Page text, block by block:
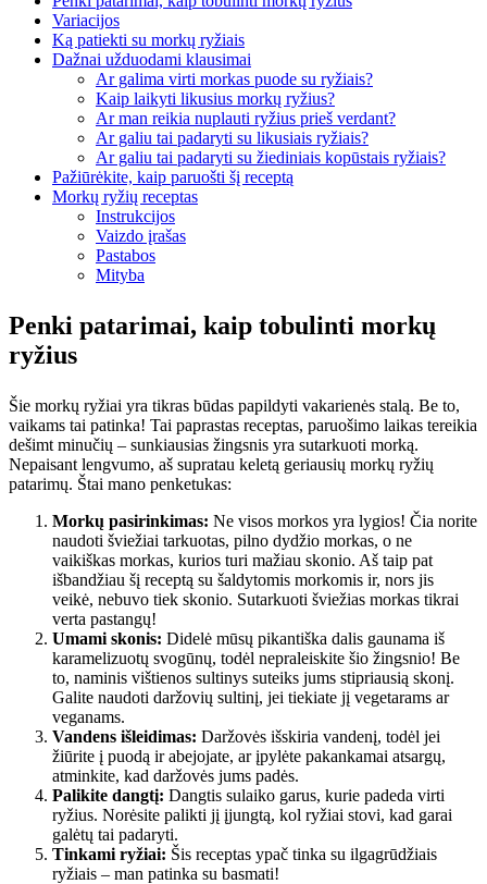
Variacijos
Ką patiekti su morkų ryžiais
Dažnai užduodami klausimai
Ar galima virti morkas puode su ryžiais?
Kaip laikyti likusius morkų ryžius?
Ar man reikia nuplauti ryžius prieš verdant?
Ar galiu tai padaryti su likusiais ryžiais?
Ar galiu tai padaryti su žiediniais kopūstais ryžiais?
Pažiūrėkite, kaip paruošti šį receptą
Morkų ryžių receptas
Instrukcijos
Vaizdo įrašas
Pastabos
Mityba
Penki patarimai, kaip tobulinti morkų
ryžius
Šie morkų ryžiai yra tikras būdas papildyti vakarienės stalą. Be to,
vaikams tai patinka! Tai paprastas receptas, paruošimo laikas tereikia
dešimt minučių – sunkiausias žingsnis yra sutarkuoti morką.
Nepaisant lengvumo, aš supratau keletą geriausių morkų ryžių
patarimų. Štai mano penketukas:
Morkų pasirinkimas: Ne visos morkos yra lygios! Čia norite
naudoti šviežiai tarkuotas, pilno dydžio morkas, o ne
vaikiškas morkas, kurios turi mažiau skonio. Aš taip pat
išbandžiau šį receptą su šaldytomis morkomis ir, nors jis
veikė, nebuvo tiek skonio. Sutarkuoti šviežias morkas tikrai
verta pastangų!
Umami skonis: Didelė mūsų pikantiška dalis gaunama iš
karamelizuotų svogūnų, todėl nepraleiskite šio žingsnio! Be
to, naminis vištienos sultinys suteiks jums stipriausią skonį.
Galite naudoti daržovių sultinį, jei tiekiate jį vegetarams ar
veganams.
Vandens išleidimas: Daržovės išskiria vandenį, todėl jei
žiūrite į puodą ir abejojate, ar įpylėte pakankamai atsargų,
atminkite, kad daržovės jums padės.
Palikite dangtį: Dangtis sulaiko garus, kurie padeda virti
ryžius. Norėsite palikti jį įjungtą, kol ryžiai stovi, kad garai
galėtų tai padaryti.
Tinkami ryžiai: Šis receptas ypač tinka su ilgagrūdžiais
ryžiais – man patinka su basmati!